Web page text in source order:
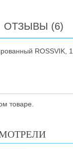
ОТЗЫВЫ (6)
ROSSVIK,
товаре.